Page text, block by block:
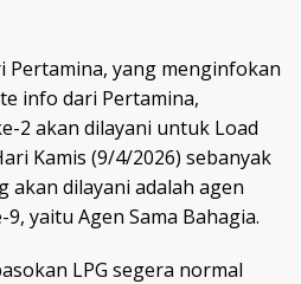
Pertamina, yang menginfokan
info dari Pertamina,
2 akan dilayani untuk Load
Kamis (9/4/2026) sebanyak
akan dilayani adalah agen
yaitu Agen Sama Bahagia.
LPG segera normal